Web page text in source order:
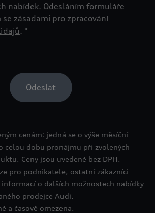
cenám: jedná se o výše měsíční
celou dobu pronájmu při zvolených
Ceny jsou uvedené bez DPH.
pro podnikatele, ostatní zákazníci
o dalších možnostech nabídky
prodejce Audi.
a časově omezena.